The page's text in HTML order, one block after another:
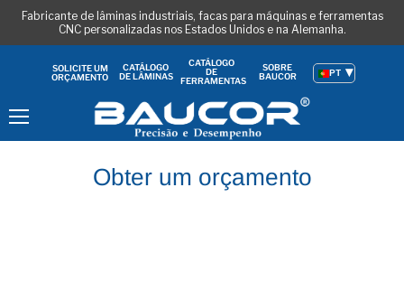
Fabricante de lâminas industriais, facas para máquinas e ferramentas
CNC personalizadas nos Estados Unidos e na Alemanha.
SOLICITE UM
ORÇAMENTO
CATÁLOGO
DE LÂMINAS
CATÁLOGO
DE
FERRAMENTAS
SOBRE
BAUCOR
PT
Obter um orçamento